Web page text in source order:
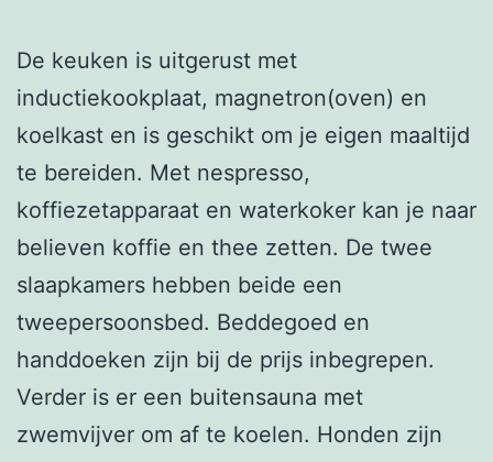
De keuken is uitgerust met
inductiekookplaat, magnetron(oven) en
koelkast en is geschikt om je eigen maaltijd
te bereiden. Met nespresso,
koffiezetapparaat en waterkoker kan je naar
believen koffie en thee zetten. De twee
slaapkamers hebben beide een
tweepersoonsbed. Beddegoed en
handdoeken zijn bij de prijs inbegrepen.
Verder is er een buitensauna met
zwemvijver om af te koelen. Honden zijn